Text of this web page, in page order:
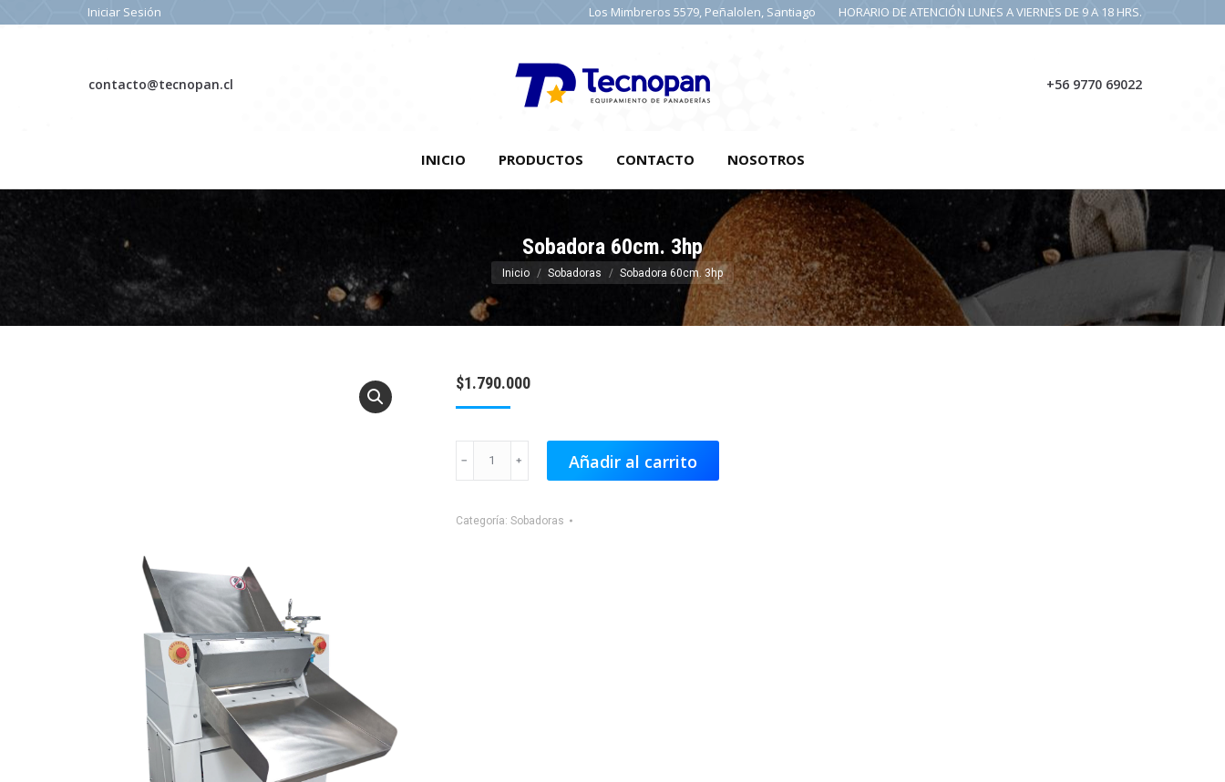
Iniciar Sesión Los Mimbreros 5579, Peñalolen, Santiago HORARIO DE ATENCIÓN LUNES A VIERNES DE 9 A 18 HRS.
contacto@tecnopan.cl +56 9770 69022
INICIO PRODUCTOS CONTACTO NOSOTROS
Sobadora 60cm. 3hp
Estás aquí:
Inicio Sobadoras Sobadora 60cm. 3hp
$1.790.000
cantidad
Añadir al carrito
Categoría: Sobadoras
INICIO PRODUCTOS CONTACTO NOSOTROS